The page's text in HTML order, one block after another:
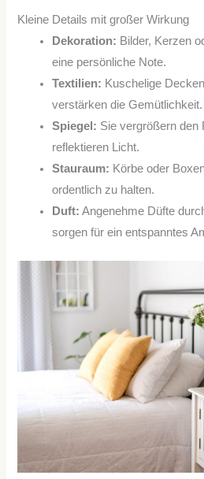
Kleine Details mit großer Wirkung
Dekoration: Bilder, Kerzen
eine persönliche Note.
Textilien: Kuschelige
verstärken die Gemütlichkeit.
Spiegel: Sie vergrößern den
reflektieren Licht.
Stauraum: Körbe oder
ordentlich zu halten.
Duft: Angenehme Düfte
sorgen für ein entspanntes